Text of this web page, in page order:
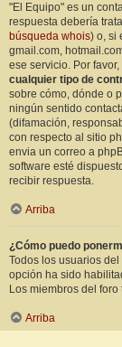
"El Equipo" es un
respuesta debería
búsqueda whois) o, si
gmail.com,
ese servicio. Por
cualquier tipo de
sobre cómo, dónde o
ningún sentido
(difamación,
con respecto al sitio
envia un correo a
software esté
recibir respuesta.
Arriba
¿Cómo puedo
Todos los usuarios
opción ha sido
Los miembros del
Arriba